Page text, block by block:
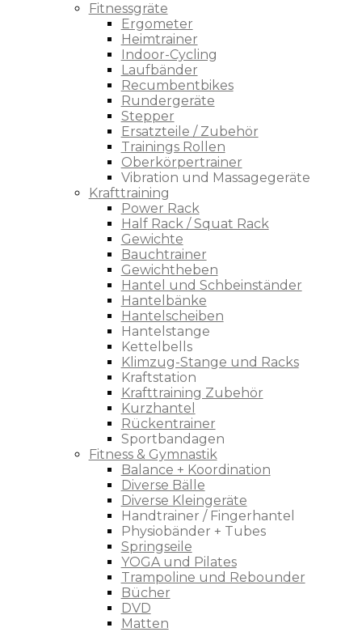
Fitnessgräte
Ergometer
Heimtrainer
Indoor-Cycling
Laufbänder
Recumbentbikes
Rundergeräte
Stepper
Ersatzteile / Zubehör
Trainings Rollen
Oberkörpertrainer
Vibration und Massagegeräte
Krafttraining
Power Rack
Half Rack / Squat Rack
Gewichte
Bauchtrainer
Gewichtheben
Hantel und Schbeinständer
Hantelbänke
Hantelscheiben
Hantelstange
Kettelbells
Klimzug-Stange und Racks
Kraftstation
Krafttraining Zubehör
Kurzhantel
Rückentrainer
Sportbandagen
Fitness & Gymnastik
Balance + Koordination
Diverse Bälle
Diverse Kleingeräte
Handtrainer / Fingerhantel
Physiobänder + Tubes
Springseile
YOGA und Pilates
Trampoline und Rebounder
Bücher
DVD
Matten